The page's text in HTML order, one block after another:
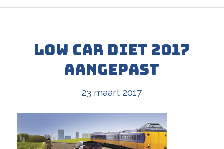
Low Car Diet 2017
aangepast
23 maart 2017